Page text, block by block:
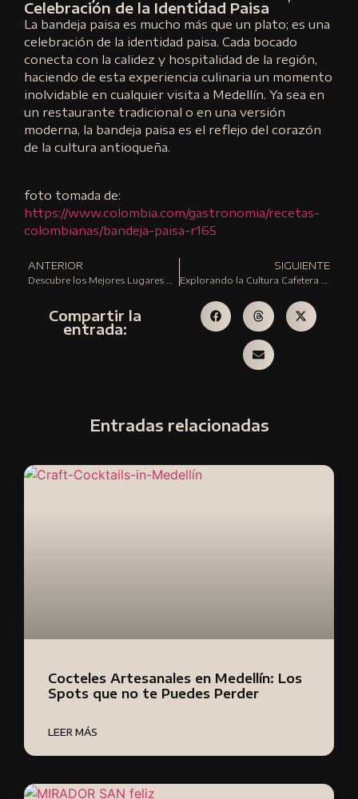
Celebración de la Identidad Paisa
La bandeja paisa es mucho más que un plato; es una
celebración de la identidad paisa. Cada bocado
conecta con la calidez y hospitalidad de la región,
haciendo de esta experiencia culinaria un momento
inolvidable en cualquier visita a Medellín. Ya sea en
un restaurante tradicional o en una versión
moderna, la bandeja paisa es el reflejo del corazón
de la cultura antioqueña.
foto tomada de:
https://www.colombia.com/gastronomia/recetas-
colombianas/bandeja-paisa-r165
ANTERIOR SIGUIENTE
Compartir la
entrada:
Entradas relacionadas
Cocteles Artesanales en Medellín: Los
Spots que no te Puedes Perder
LEER MÁS